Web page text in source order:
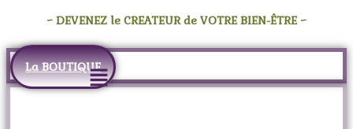
to
content
~ DEVENEZ le CREATEUR de VOTRE BIEN-ÊTRE ~
Menu
La BOUTIQUE